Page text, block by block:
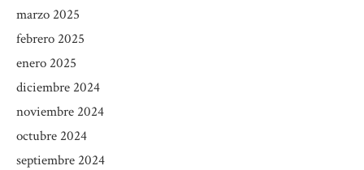
marzo 2025
febrero 2025
enero 2025
diciembre 2024
noviembre 2024
octubre 2024
septiembre 2024